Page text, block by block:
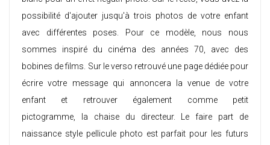
possibilité d'ajouter jusqu'à trois photos de votre enfant
avec différentes poses. Pour ce modèle, nous nous
sommes inspiré du cinéma des années 70, avec des
bobines de films. Sur le verso retrouvé une page dédiée pour
écrire votre message qui annoncera la venue de votre
enfant et retrouver également comme petit
pictogramme, la chaise du directeur. Le faire part de
naissance style pellicule photo est parfait pour les futurs